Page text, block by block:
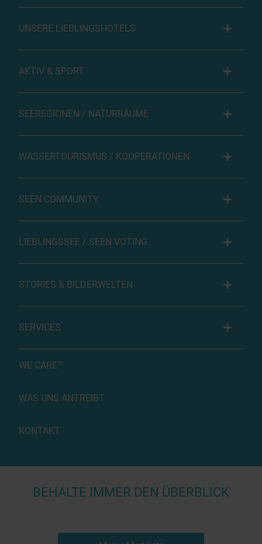
UNSERE LIEBLINGSHOTELS
AKTIV & SPORT
SEEREGIONEN / NATURRÄUME
WASSERTOURISMUS / KOOPERATIONEN
SEEN COMMUNITY
LIEBLINGSSEE / SEEN VOTING
STORIES & BILDERWELTEN
SERVICES
WE CARE™
WAS UNS ANTREIBT
KONTAKT
BEHALTE IMMER DEN ÜBERBLICK